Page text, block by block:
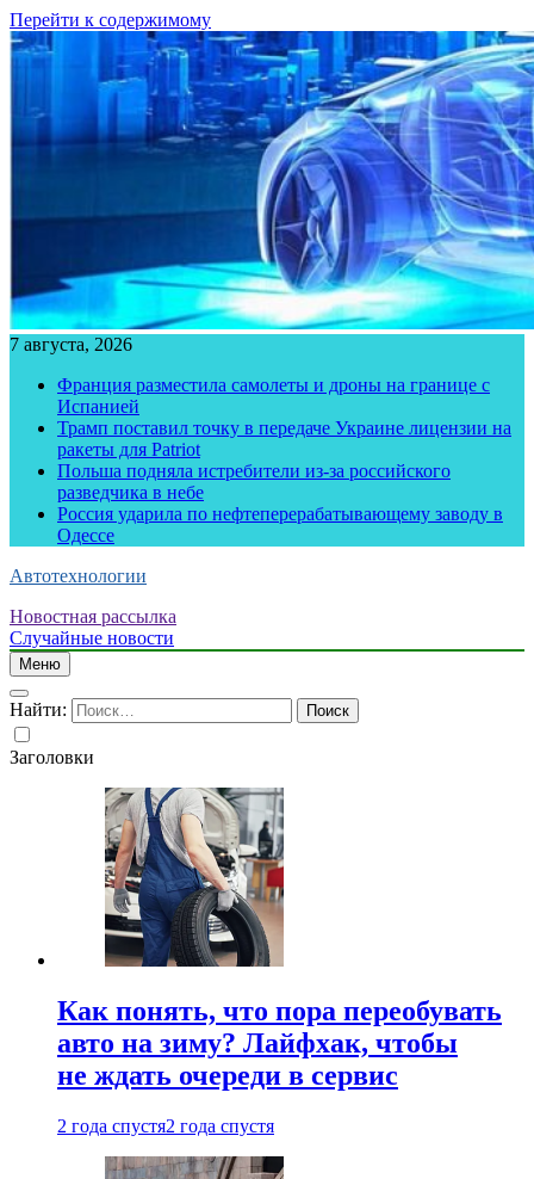
Перейти к содержимому
7 августа, 2026
Франция разместила самолеты и дроны на границе с
Испанией
Трамп поставил точку в передаче Украине лицензии на
ракеты для Patriot
Польша подняла истребители из-за российского
разведчика в небе
Россия ударила по нефтеперерабатывающему заводу в
Одессе
Автотехнологии
Новостная рассылка
Случайные новости
Меню
Найти:
Заголовки
Как понять, что пора переобувать
авто на зиму? Лайфхак, чтобы
не ждать очереди в сервис
2 года спустя2 года спустя